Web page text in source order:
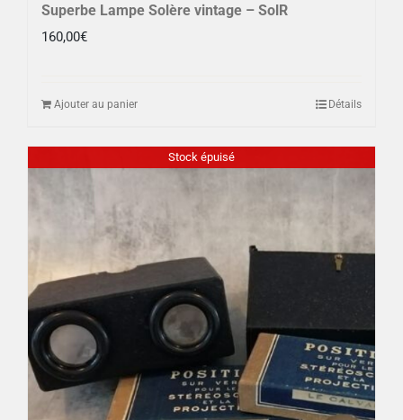
Superbe Lampe Solère vintage – SolR
160,00€
Ajouter au panier Détails
Stock épuisé